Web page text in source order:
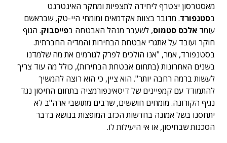
מאסטרסון יצטרף ליחידה לתצפיות ומחקר האינטרנט
בסטנפורד. מדובר בצוות אקדמאים ומומחי היי-טק, שבראשם
עומד אלכס סטמוס, לשעבר מנהל האבטחה בפייסבוק. הגוף
חוקר ועובד על אתגרי אבטחת הבחירות והמדיה החברתית.
בסטנפורד, אמר, "אנו הולכים לפרק לגורמים את מה שלמדנו
בשנים האחרונות (בתחום אבטחת הבחירות), כולל מה עוד צריך
לעשות ברמה רחבה יותר". הוא ציין, כי הוא רוצה להמשיך
להתמודד עם קמפיינים של דיסאינפורמציה בתחום החיסון נגד
נגיף הקורונה. מומחים חוששים, שרבים מתושבי ארה"ב לא
יתחסנו בשל אמונה בחדשות הכזב המופצות בנושא בדבר
הסכנות שבחיסון, או אי היעילות לו.